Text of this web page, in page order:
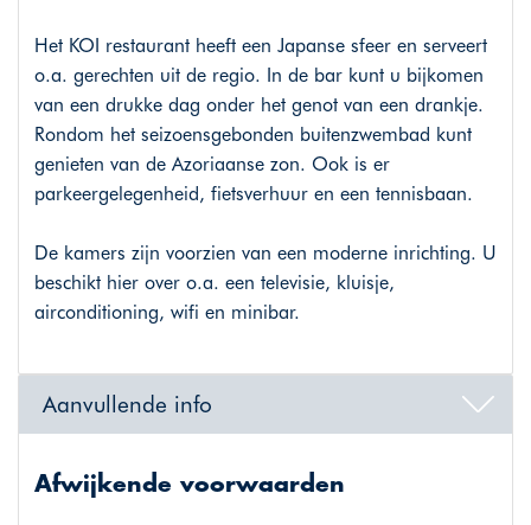
Het KOI restaurant heeft een Japanse sfeer en serveert
o.a. gerechten uit de regio. In de bar kunt u bijkomen
van een drukke dag onder het genot van een drankje.
Rondom het seizoensgebonden buitenzwembad kunt
genieten van de Azoriaanse zon. Ook is er
parkeergelegenheid, fietsverhuur en een tennisbaan.
De kamers zijn voorzien van een moderne inrichting. U
beschikt hier over o.a. een televisie, kluisje,
airconditioning, wifi en minibar.
Aanvullende info
Afwijkende voorwaarden